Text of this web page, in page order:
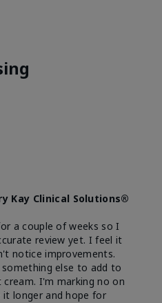
Kay Clinical Solutions®
a couple of weeks so I
review yet. I feel it
notice improvements.
else to add to
I'm marking no on
longer and hope for